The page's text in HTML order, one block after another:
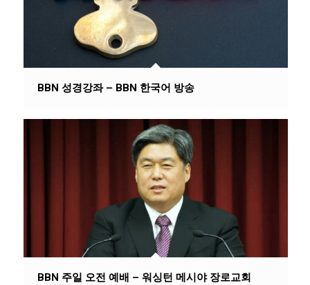
BBN 성경강좌 – BBN 한국어 방송
BBN 주일 오전 예배 – 워싱턴 메시야 장로교회